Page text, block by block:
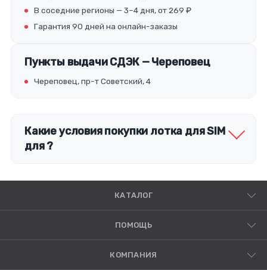
В соседние регионы — 3–4 дня, от 269 ₽
Гарантия 90 дней на онлайн-заказы
Пункты выдачи СДЭК — Череповец
Череповец, пр-т Советский, 4
Какие условия покупки лотка для SIM
для ?
КАТАЛОГ
ПОМОЩЬ
КОМПАНИЯ